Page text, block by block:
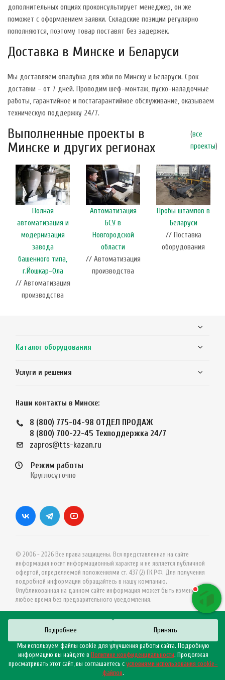
дополнительных опциях проконсультирует менеджер, он же
поможет с оформлением заявки. Складские позиции регулярно
пополняются, поэтому товар поставят без задержек.
Доставка в Минске и Беларуси
Мы доставляем опалубка для жби по Минску и Беларуси. Срок
доставки - от 7 дней. Проводим шеф-монтаж, пуско-наладочные
работы, гарантийное и постагарантийное обслуживание, оказываем
техническую поддержку 24/7.
Выполненные проекты в
Минске и других регионах
(все
проекты)
Полная
автоматизация и
модернизация
завода
башенного типа,
г.Йошкар-Ола
// Автоматизация
производства
Автоматизация
БСУ в
Новгородской
области
// Автоматизация
производства
Пробы штампов в
Беларуси
// Поставка
оборудования
Каталог оборудования
Услуги и решения
Наши контакты в Минске:
8 (800) 775-04-98 ОТДЕЛ ПРОДАЖ
8 (800) 700-22-45 Техподдержка 24/7
zapros@tts-kazan.ru
Режим работы
Круглосуточно
© 2006 - 2026 Все права защищены. Вся представленная на сайте
информация носит информационный характер и не является публичной
офертой, определяемой положениями ст. 437 (2) ГК РФ. Для получения
подробной информации обращайтесь в нашу компанию.
Опубликованная на данном сайте информация может быть изменена в
любое время без предварительного уведомления.
Подробнее Принять
Мы используем файлы cookie для улучшения работы сайта. Подробную
информацию вы найдете в Политике конфиденциальности. Продолжая
просматривать этот сайт, вы соглашаетесь с условиями использования cookie–
файлов.